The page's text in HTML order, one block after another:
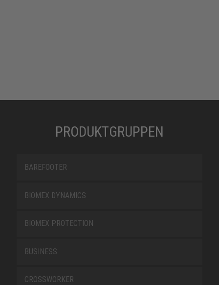
PRODUKTGRUPPEN
BAREFOOTER
BIOMEX DYNAMICS
BIOMEX PROTECTION
BUSINESS
CROSSWORKER